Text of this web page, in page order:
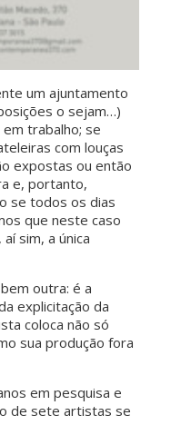
um ajuntamento
o sejam…)
trabalho; se
com louças
expostas ou então
e, portanto,
se todos os dias
que neste caso
sim, a única
outra: é a
explicitação da
coloca não só
sua produção fora
em pesquisa e
de sete artistas se